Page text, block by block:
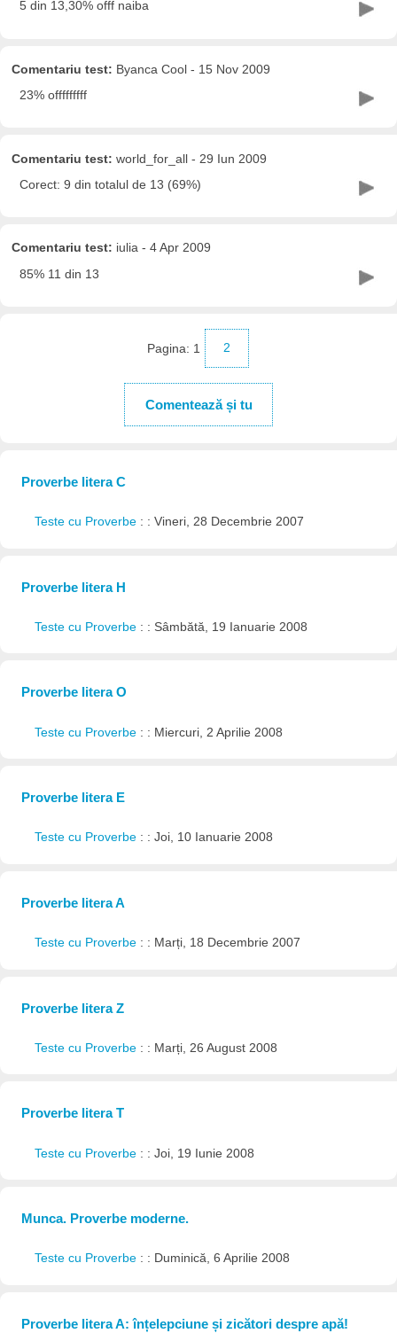
5 din 13,30% offf naiba
Comentariu test: Byanca Cool - 15 Nov 2009
23% offfffffff
Comentariu test: world_for_all - 29 Iun 2009
Corect: 9 din totalul de 13 (69%)
Comentariu test: iulia - 4 Apr 2009
85% 11 din 13
Pagina: 1 2
Comentează și tu
Proverbe litera C
Teste cu Proverbe : : Vineri, 28 Decembrie 2007
Proverbe litera H
Teste cu Proverbe : : Sâmbătă, 19 Ianuarie 2008
Proverbe litera O
Teste cu Proverbe : : Miercuri, 2 Aprilie 2008
Proverbe litera E
Teste cu Proverbe : : Joi, 10 Ianuarie 2008
Proverbe litera A
Teste cu Proverbe : : Marți, 18 Decembrie 2007
Proverbe litera Z
Teste cu Proverbe : : Marți, 26 August 2008
Proverbe litera T
Teste cu Proverbe : : Joi, 19 Iunie 2008
Munca. Proverbe moderne.
Teste cu Proverbe : : Duminică, 6 Aprilie 2008
Proverbe litera A: înțelepciune și zicători despre apă!